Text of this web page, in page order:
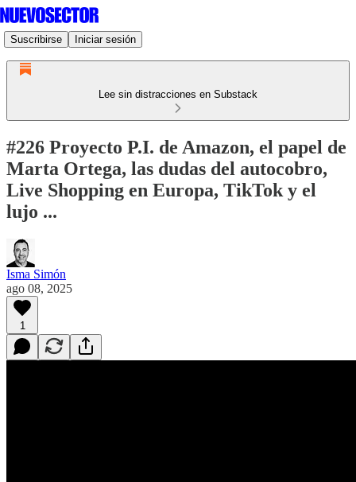
Suscribirse Iniciar sesión
Lee sin distracciones en Substack
#226 Proyecto P.I. de Amazon, el papel de
Marta Ortega, las dudas del autocobro,
Live Shopping en Europa, TikTok y el
lujo ...
Isma Simón
ago 08, 2025
1